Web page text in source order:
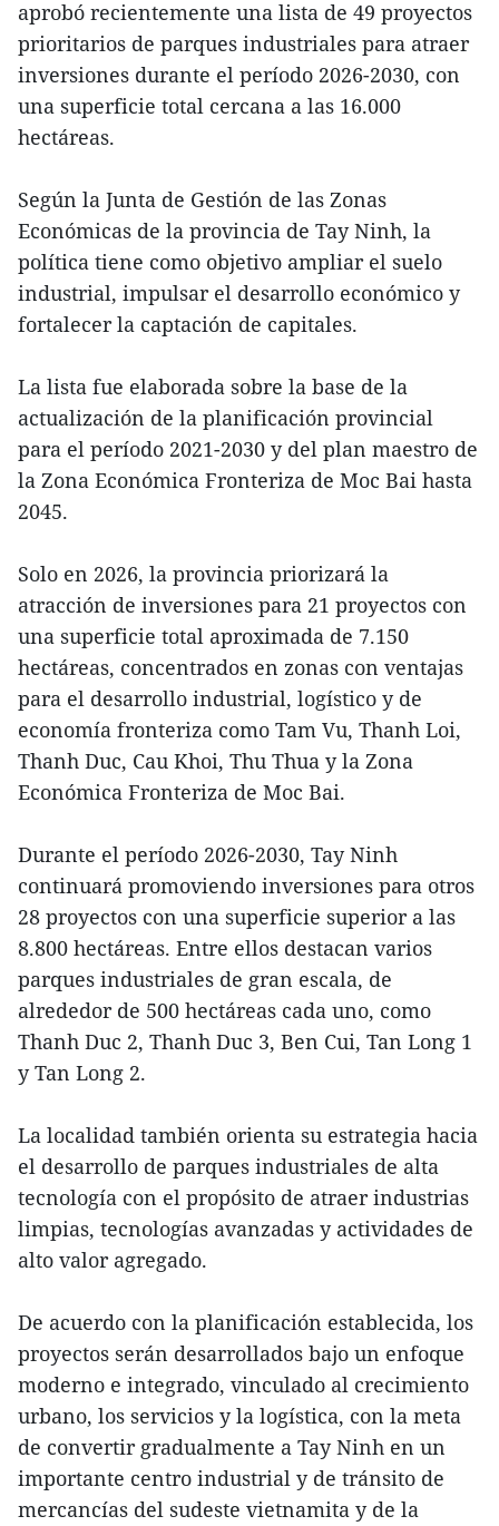
aprobó recientemente una lista de 49 proyectos
prioritarios de parques industriales para atraer
inversiones durante el período 2026-2030, con
una superficie total cercana a las 16.000
hectáreas.
Según la Junta de Gestión de las Zonas
Económicas de la provincia de Tay Ninh, la
política tiene como objetivo ampliar el suelo
industrial, impulsar el desarrollo económico y
fortalecer la captación de capitales.
La lista fue elaborada sobre la base de la
actualización de la planificación provincial
para el período 2021-2030 y del plan maestro de
la Zona Económica Fronteriza de Moc Bai hasta
2045.
Solo en 2026, la provincia priorizará la
atracción de inversiones para 21 proyectos con
una superficie total aproximada de 7.150
hectáreas, concentrados en zonas con ventajas
para el desarrollo industrial, logístico y de
economía fronteriza como Tam Vu, Thanh Loi,
Thanh Duc, Cau Khoi, Thu Thua y la Zona
Económica Fronteriza de Moc Bai.
Durante el período 2026-2030, Tay Ninh
continuará promoviendo inversiones para otros
28 proyectos con una superficie superior a las
8.800 hectáreas. Entre ellos destacan varios
parques industriales de gran escala, de
alrededor de 500 hectáreas cada uno, como
Thanh Duc 2, Thanh Duc 3, Ben Cui, Tan Long 1
y Tan Long 2.
La localidad también orienta su estrategia hacia
el desarrollo de parques industriales de alta
tecnología con el propósito de atraer industrias
limpias, tecnologías avanzadas y actividades de
alto valor agregado.
De acuerdo con la planificación establecida, los
proyectos serán desarrollados bajo un enfoque
moderno e integrado, vinculado al crecimiento
urbano, los servicios y la logística, con la meta
de convertir gradualmente a Tay Ninh en un
importante centro industrial y de tránsito de
mercancías del sudeste vietnamita y de la